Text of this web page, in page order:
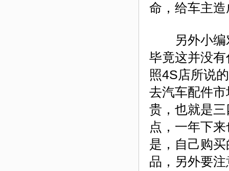
命，给车主
另外小编对
毕竟这并没
照4S店所说
去汽车配件
贵，也就是
点，一年下
是，自己购
品，另外要